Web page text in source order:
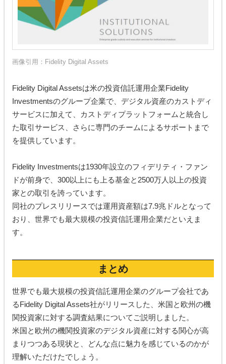
画像引用： Fidelity Digital Assets
Fidelity Digital Assetsは米の投資信託運用企業Fidelity
Investmentsのグループ企業で、デジタル資産のカストディ
サービスに加えて、カストディプラットフォームと統合し
た取引サービス、さらに専門のチームによるサポートまで
を提供しています。
Fidelity Investmentsは1930年設立のフィデリティ・ファン
ドが前身で、300以上にも上る基金と2500万人以上の投資
家との取引を誇っています。
同社のプレスリリースでは運用資産額は7.9兆ドルとなって
おり、世界でも最大規模の投資信託運用企業だといえま
す。
まとめ
世界でも最大規模の投資信託運用企業のグループ会社であ
るFidelity Digital Assets社がリリースした、米国と欧州の機
関投資家に対する調査結果についてご説明しました。
米国と欧州の機関投資家のデジタル資産に対する関心が高
まりつつある現状と、どんな点に魅力を感じているのかが
理解いただけたでしょう。